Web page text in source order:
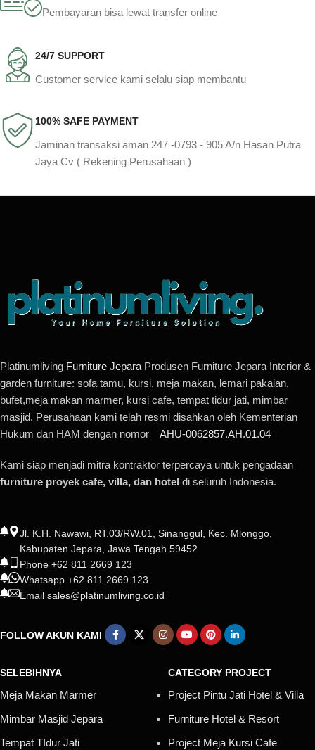
Pembayaran bisa lewat transfer online
24/7 SUPPORT
Customer service kami selalu siap membantu
100% SAFE PAYMENT
Jaminan transaksi aman 247 -0793 - 905 A/n Hasan Putra
Jaya Cv ( Rekening Perusahaan )
Platinumliving Furniture Jepara Produsen Furniture Jepara Interior &
garden furniture: sofa tamu, kursi, meja makan, lemari pakaian,
bufet,meja makan marmer, kursi cafe, tempat tidur jati, mimbar
masjid. Perusahaan kami telah resmi disahkan oleh Kementerian
Hukum dan HAM dengan nomor AHU-0062857.AH.01.04
Kami siap menjadi mitra kontraktor terpercaya untuk pengadaan
furniture proyek cafe, villa, dan hotel di seluruh Indonesia.
Jl. K.H. Nawawi, RT.03/RW.01, Sinanggul, Kec. Mlonggo,
Kabupaten Jepara, Jawa Tengah 59452
Phone +62 811 2669 123
Whatsapp +62 811 2669 123
Email sales@platinumliving.co.id
FOLLOW AKUN KAMI
SELEBIHNYA
Meja Makan Marmer
Mimbar Masjid Jepara
Tempat TIdur Jati
CATEGORY PROJECT
Project Pintu Jati Hotel & Villa
Furniture Hotel & Resort
Project Meja Kursi Cafe